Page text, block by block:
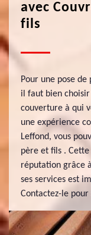
avec
fils
Pour une pose
il faut bien choisir
couverture à qui
une expérience
Leffond, vous
père et fils .
réputation grâce
ses services est
Contactez-le